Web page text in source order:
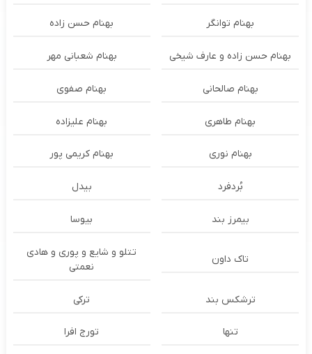
بهنام توانگر بهنام حسن زاده
بهنام حسن زاده و عارف شیخی بهنام شعبانی مهر
بهنام صالحانی بهنام صفوی
بهنام طاهری بهنام علیزاده
بهنام نوری بهنام کریمی پور
بُردفرد بیدل
بیمرز بند بیوسا
تاک داون
تتلو و شایع و پوری و هادی
نعمتی
ترشكس بند ترکی
تنها تورج افرا